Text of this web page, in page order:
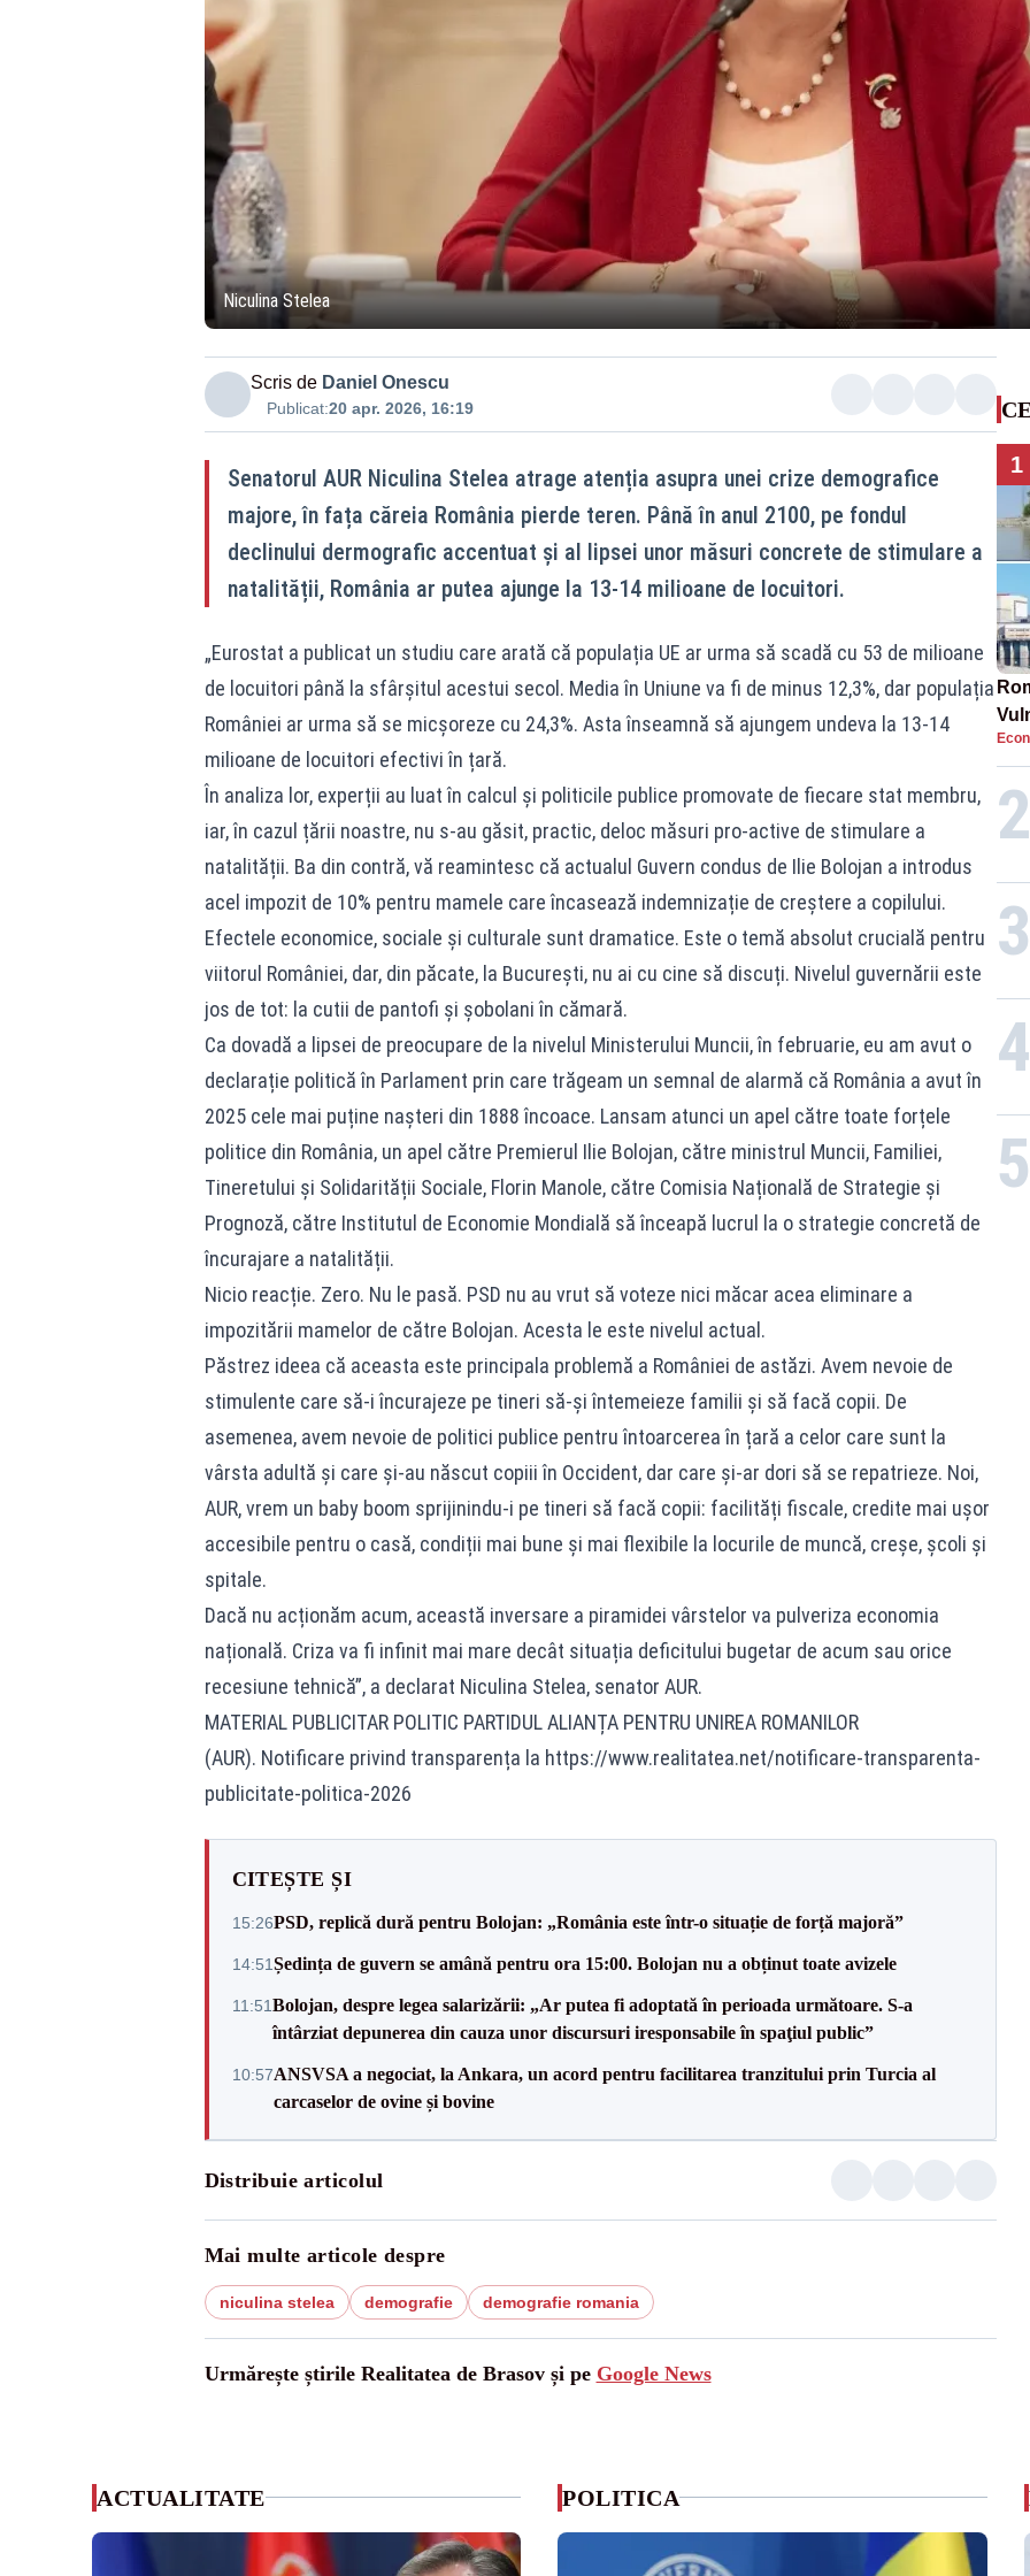
Niculina Stelea
Scris de Daniel Onescu
Publicat:20 apr. 2026, 16:19
Senatorul AUR Niculina Stelea atrage atenția asupra unei crize demografice
majore, în fața căreia România pierde teren. Până în anul 2100, pe fondul
declinului dermografic accentuat și al lipsei unor măsuri concrete de stimulare a
natalității, România ar putea ajunge la 13-14 milioane de locuitori.
„Eurostat a publicat un studiu care arată că populația UE ar urma să scadă cu 53 de milioane
de locuitori până la sfârșitul acestui secol. Media în Uniune va fi de minus 12,3%, dar populația
României ar urma să se micșoreze cu 24,3%. Asta înseamnă să ajungem undeva la 13-14
milioane de locuitori efectivi în țară.
În analiza lor, experții au luat în calcul și politicile publice promovate de fiecare stat membru,
iar, în cazul țării noastre, nu s-au găsit, practic, deloc măsuri pro-active de stimulare a
natalității. Ba din contră, vă reamintesc că actualul Guvern condus de Ilie Bolojan a introdus
acel impozit de 10% pentru mamele care încasează indemnizație de creștere a copilului.
Efectele economice, sociale și culturale sunt dramatice. Este o temă absolut crucială pentru
viitorul României, dar, din păcate, la București, nu ai cu cine să discuți. Nivelul guvernării este
jos de tot: la cutii de pantofi și șobolani în cămară.
Ca dovadă a lipsei de preocupare de la nivelul Ministerului Muncii, în februarie, eu am avut o
declarație politică în Parlament prin care trăgeam un semnal de alarmă că România a avut în
2025 cele mai puține nașteri din 1888 încoace. Lansam atunci un apel către toate forțele
politice din România, un apel către Premierul Ilie Bolojan, către ministrul Muncii, Familiei,
Tineretului și Solidarității Sociale, Florin Manole, către Comisia Națională de Strategie și
Prognoză, către Institutul de Economie Mondială să înceapă lucrul la o strategie concretă de
încurajare a natalității.
Nicio reacție. Zero. Nu le pasă. PSD nu au vrut să voteze nici măcar acea eliminare a
impozitării mamelor de către Bolojan. Acesta le este nivelul actual.
Păstrez ideea că aceasta este principala problemă a României de astăzi. Avem nevoie de
stimulente care să-i încurajeze pe tineri să-și întemeieze familii și să facă copii. De
asemenea, avem nevoie de politici publice pentru întoarcerea în țară a celor care sunt la
vârsta adultă și care și-au născut copiii în Occident, dar care și-ar dori să se repatrieze. Noi,
AUR, vrem un baby boom sprijinindu-i pe tineri să facă copii: facilități fiscale, credite mai ușor
accesibile pentru o casă, condiții mai bune și mai flexibile la locurile de muncă, creșe, școli și
spitale.
Dacă nu acționăm acum, această inversare a piramidei vârstelor va pulveriza economia
națională. Criza va fi infinit mai mare decât situația deficitului bugetar de acum sau orice
recesiune tehnică”, a declarat Niculina Stelea, senator AUR.
MATERIAL PUBLICITAR POLITIC PARTIDUL ALIANȚA PENTRU UNIREA ROMANILOR
(AUR). Notificare privind transparența la https://www.realitatea.net/notificare-transparenta-
publicitate-politica-2026
CITEȘTE ȘI
15:26PSD, replică dură pentru Bolojan: „România este într-o situație de forță majoră”
14:51Ședința de guvern se amână pentru ora 15:00. Bolojan nu a obținut toate avizele
11:51Bolojan, despre legea salarizării: „Ar putea fi adoptată în perioada următoare. S-a
întârziat depunerea din cauza unor discursuri iresponsabile în spaţiul public”
10:57ANSVSA a negociat, la Ankara, un acord pentru facilitarea tranzitului prin Turcia al
carcaselor de ovine și bovine
Distribuie articolul
Mai multe articole despre
niculina stelea demografie demografie romania
Urmărește știrile Realitatea de Brasov și pe Google News
1
2
3
4
5
ACTUALITATE POLITICA